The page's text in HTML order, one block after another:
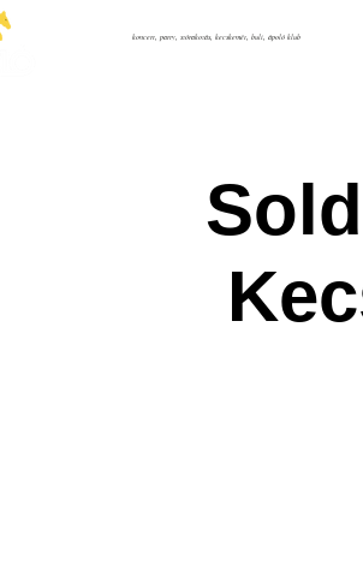
koncert, party, szórakozás, kecskemét, buli, ápoló klub